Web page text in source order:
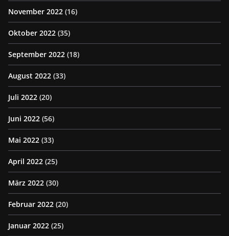
November 2022 (16)
Oktober 2022 (35)
September 2022 (18)
August 2022 (33)
Juli 2022 (20)
Juni 2022 (56)
Mai 2022 (33)
April 2022 (25)
März 2022 (30)
Februar 2022 (20)
Januar 2022 (25)